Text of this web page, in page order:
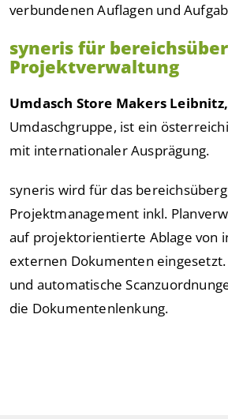
verbundenen Auflagen und
syneris für
Projektverwaltung
Umdasch Store Makers Leibnitz,
Umdaschgruppe, ist ein
mit internationaler Ausprägung.
syneris wird für das
Projektmanagement inkl.
auf projektorientierte Ablage von
externen Dokumenten
und automatische
die Dokumentenlenkung.